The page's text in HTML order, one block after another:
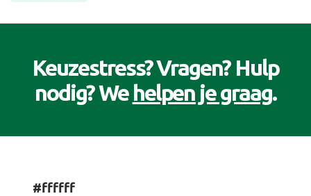
Keuzestress? Vragen? Hulp
nodig? Wehelpen je graag.
#ffffff